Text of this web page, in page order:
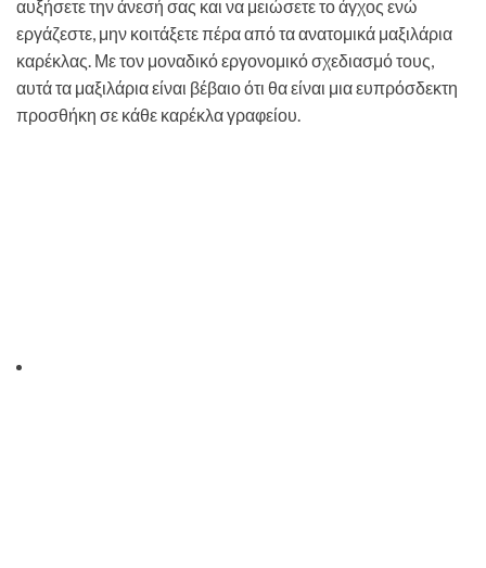
αυξήσετε την άνεσή σας και να μειώσετε το άγχος ενώ
εργάζεστε, μην κοιτάξετε πέρα ​​από τα ανατομικά μαξιλάρια
καρέκλας. Με τον μοναδικό εργονομικό σχεδιασμό τους,
αυτά τα μαξιλάρια είναι βέβαιο ότι θα είναι μια ευπρόσδεκτη
προσθήκη σε κάθε καρέκλα γραφείου.